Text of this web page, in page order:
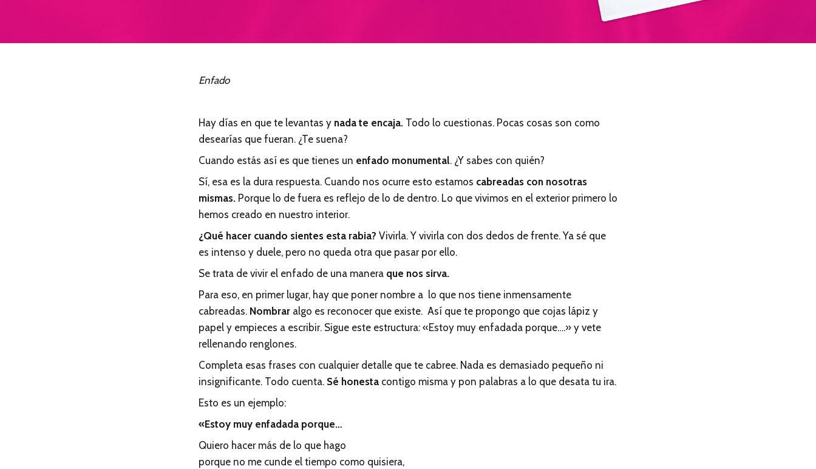
Enfado
Hay días en que te levantas y nada te encaja. Todo lo cuestionas. Pocas cosas son como
desearías que fueran. ¿Te suena?
Cuando estás así es que tienes un enfado monumental. ¿Y sabes con quién?
Sí, esa es la dura respuesta. Cuando nos ocurre esto estamos cabreadas con nosotras
mismas. Porque lo de fuera es reflejo de lo de dentro. Lo que vivimos en el exterior primero lo
hemos creado en nuestro interior.
¿Qué hacer cuando sientes esta rabia? Vivirla. Y vivirla con dos dedos de frente. Ya sé que
es intenso y duele, pero no queda otra que pasar por ello.
Se trata de vivir el enfado de una manera que nos sirva.
Para eso, en primer lugar, hay que poner nombre a lo que nos tiene inmensamente
cabreadas. Nombrar algo es reconocer que existe. Así que te propongo que cojas lápiz y
papel y empieces a escribir. Sigue este estructura: «Estoy muy enfadada porque….» y vete
rellenando renglones.
Completa esas frases con cualquier detalle que te cabree. Nada es demasiado pequeño ni
insignificante. Todo cuenta. Sé honesta contigo misma y pon palabras a lo que desata tu ira.
Esto es un ejemplo:
«Estoy muy enfadada porque…
Quiero hacer más de lo que hago
porque no me cunde el tiempo como quisiera,